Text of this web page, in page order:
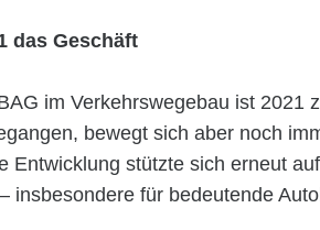
das Geschäft
im Verkehrswegebau ist 2021
bewegt sich aber noch
Entwicklung stützte sich erneut
insbesondere für bedeutende